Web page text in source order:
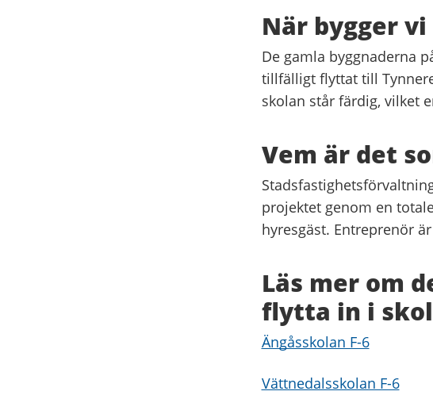
När bygger
De gamla byggnaderna
tillfälligt flyttat till
skolan står färdig, vilket
Vem är det
projektet genom en
hyresgäst. Entreprenör
Läs mer om
flytta in i
Ängåsskolan F-6
Vättnedalsskolan F-6